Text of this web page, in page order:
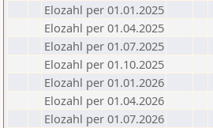
Elozahl per 01.01.2025
Elozahl per 01.04.2025
Elozahl per 01.07.2025
Elozahl per 01.10.2025
Elozahl per 01.01.2026
Elozahl per 01.04.2026
Elozahl per 01.07.2026